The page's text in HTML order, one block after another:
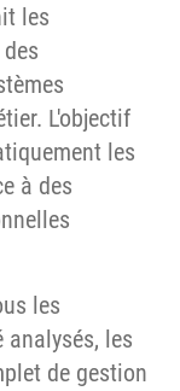
les
L'objectif
les
à des
les
les
de gestion